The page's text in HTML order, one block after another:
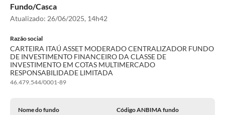
Fundo/Casca
Atualizado: 26/06/2025, 14h42
Razão social
CARTEIRA ITAÚ ASSET MODERADO CENTRALIZADOR FUNDO
DE INVESTIMENTO FINANCEIRO DA CLASSE DE
INVESTIMENTO EM COTAS MULTIMERCADO
RESPONSABILIDADE LIMITADA
46.479.544/0001-89
Nome do fundo Código ANBIMA fundo